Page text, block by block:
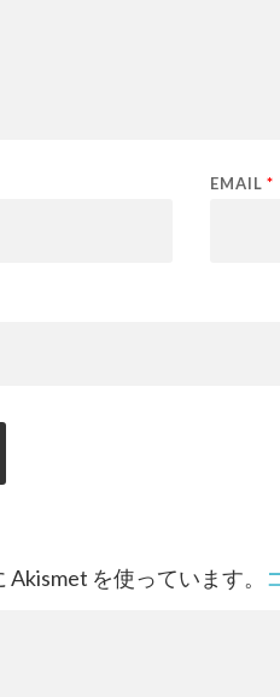
EMAIL *
を使っています。